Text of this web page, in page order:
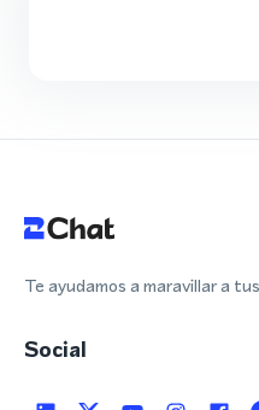
Te ayudamos a maravillar a
Social